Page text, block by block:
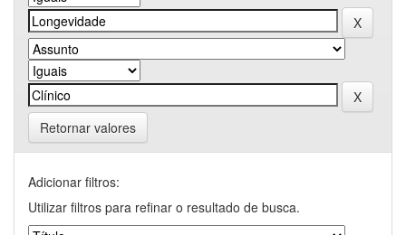
Retornar valores
Adicionar filtros:
Utilizar filtros para refinar o resultado de busca.